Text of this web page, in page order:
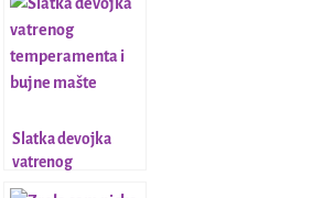
Slatka devojka
vatrenog
temperamenta i